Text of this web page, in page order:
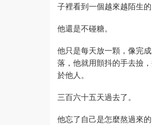
子裡看到一個越來越陌生
他還是不碰糖。
他只是每天放一顆，像完
落，他就用顫抖的手去撿
於他人。
三百六十五天過去了。
他忘了自己是怎麼熬過來